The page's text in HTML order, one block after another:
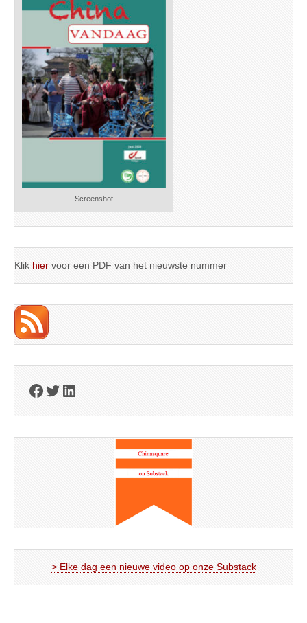
Screenshot
Klik hier voor een PDF van het nieuwste nummer
Facebook
Twitter
LinkedIn
> Elke dag een nieuwe video op onze Substack